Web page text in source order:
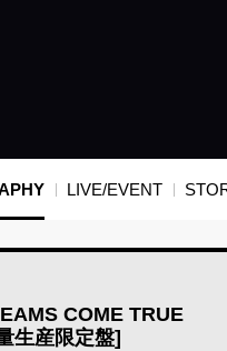
LIVE/EVENT
COME TRUE
生産限定盤]